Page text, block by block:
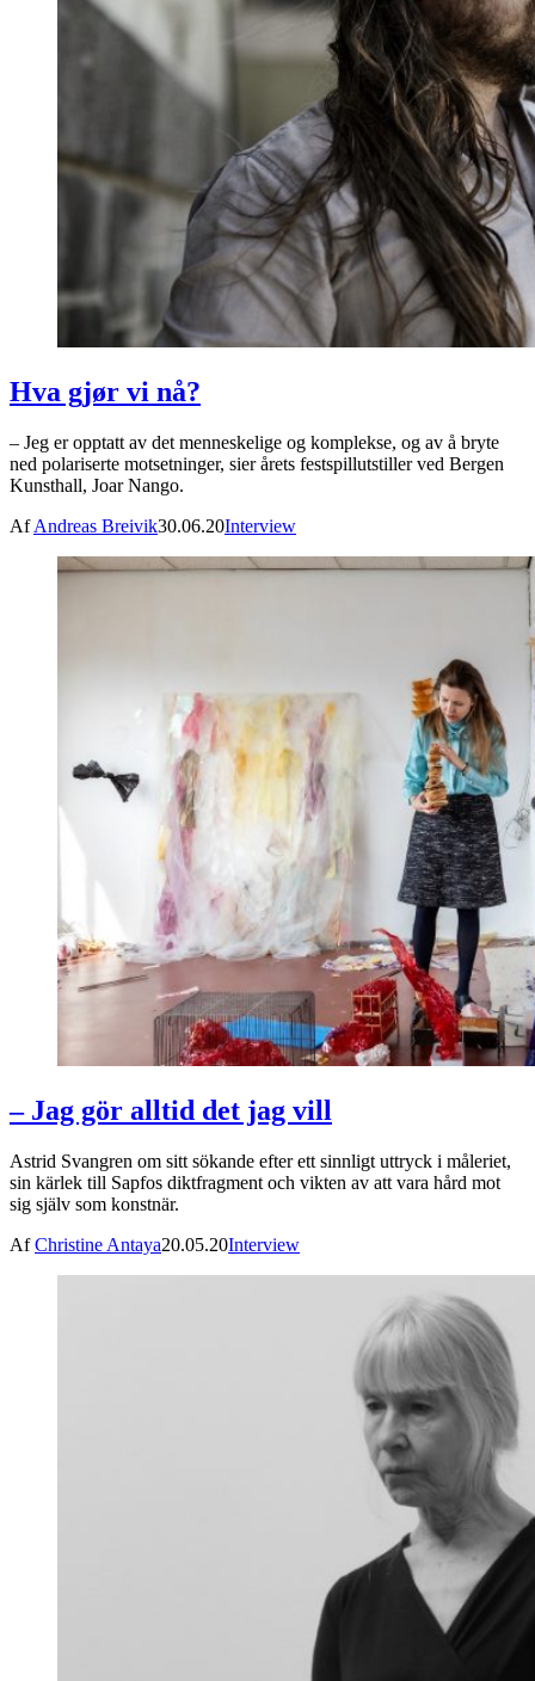
Hva gjør vi nå?
– Jeg er opptatt av det menneskelige og komplekse, og av å bryte
ned polariserte motsetninger, sier årets festspillutstiller ved Bergen
Kunsthall, Joar Nango.
AfAndreas Breivik30.06.20Interview
– Jag gör alltid det jag vill
Astrid Svangren om sitt sökande efter ett sinnligt uttryck i måleriet,
sin kärlek till Sapfos diktfragment och vikten av att vara hård mot
sig själv som konstnär.
AfChristine Antaya20.05.20Interview